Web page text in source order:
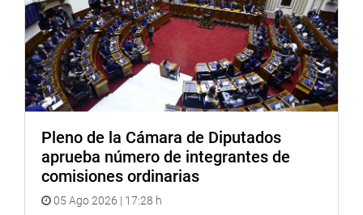
OFICINA DE COMUNICACIONES E IMAGEN
INSTITUCIONAL
Pleno de la Cámara de Diputados
aprueba número de integrantes de
comisiones ordinarias
05 Ago 2026 | 17:28 h